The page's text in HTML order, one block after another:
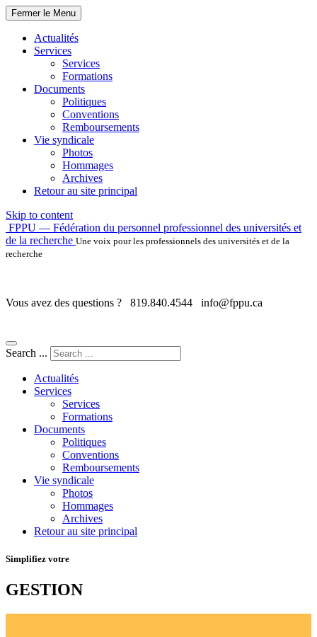
Fermer le Menu
Actualités
Services
Services
Formations
Documents
Politiques
Conventions
Remboursements
Vie syndicale
Photos
Hommages
Archives
Retour au site principal
Skip to content
FPPU — Fédération du personnel professionnel des universités et
de la recherche Une voix pour les professionnels des universités et de la
recherche
Vous avez des questions ? 819.840.4544 info@fppu.ca
Search ...
Actualités
Services
Services
Formations
Documents
Politiques
Conventions
Remboursements
Vie syndicale
Photos
Hommages
Archives
Retour au site principal
Simplifiez votre
GESTION